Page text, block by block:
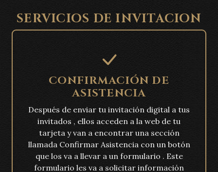
SERVICIOS DE INVITACION
CONFIRMACIÓN DE
ASISTENCIA
Después de enviar tu invitación digital a tus
invitados , ellos acceden a la web de tu
tarjeta y van a encontrar una sección
llamada Confirmar Asistencia con un botón
que los va a llevar a un formulario . Este
formulario les va a solicitar información